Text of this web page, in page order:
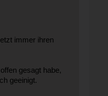
immer ihren
gesagt habe,
geeinigt.